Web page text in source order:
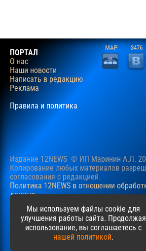
ПОРТАЛ
О нас
Наши новости
Написать в редакцию
Реклама
Правила и политика
MAP 3476
Издание 12NEWS © ИП Маринин А.Л.
Копирование любых материалов
согласования c редакцией.
Политика 12NEWS в отношении
данных
Наш сайт использует файлы cookie для
пользовательского опыта. Продолжая
вы соглашаетесь с нашейПолитикойв
Мы используем файлы cookie для
улучшения работы сайта. Продолжая
использование, вы соглашаетесь с
нашей политикой.